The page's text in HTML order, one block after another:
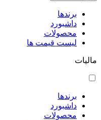
برندها
داشبورد
محصولات
لیست قیمت ها
مالیات
برندها
داشبورد
محصولات